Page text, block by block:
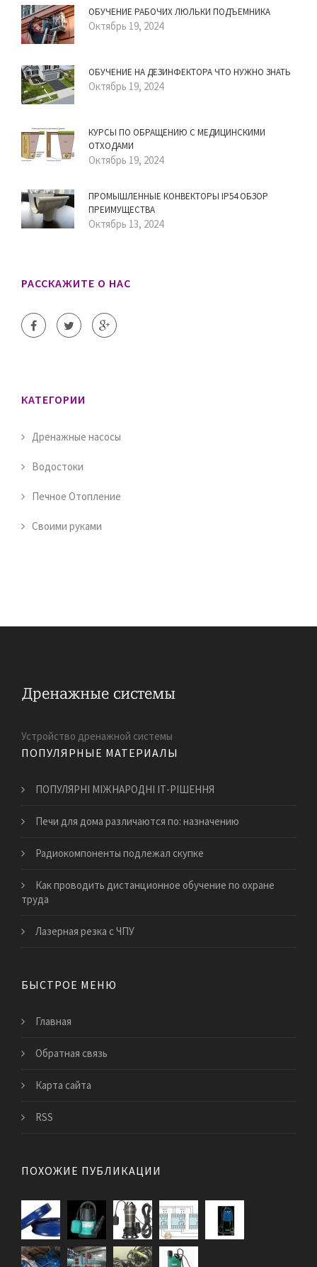
ОБУЧЕНИЕ РАБОЧИХ ЛЮЛЬКИ ПОДЪЕМНИКА
Октябрь 19, 2024
ОБУЧЕНИЕ НА ДЕЗИНФЕКТОРА ЧТО НУЖНО ЗНАТЬ
Октябрь 19, 2024
КУРСЫ ПО ОБРАЩЕНИЮ С МЕДИЦИНСКИМИ
ОТХОДАМИ
Октябрь 19, 2024
ПРОМЫШЛЕННЫЕ КОНВЕКТОРЫ IP54 ОБЗОР
ПРЕИМУЩЕСТВА
Октябрь 13, 2024
РАССКАЖИТЕ О НАС
КАТЕГОРИИ
Дренажные насосы
Водостоки
Печное Отопление
Своими руками
Устройство дренажной системы
ПОПУЛЯРНЫЕ МАТЕРИАЛЫ
ПОПУЛЯРНІ МІЖНАРОДНІ ІТ-РІШЕННЯ
Печи для дома различаются по: назначению
Радиокомпоненты подлежал скупке
Как проводить дистанционное обучение по охране
труда
Лазерная резка с ЧПУ
БЫСТРОЕ МЕНЮ
Главная
Обратная связь
Карта сайта
RSS
ПОХОЖИЕ ПУБЛИКАЦИИ